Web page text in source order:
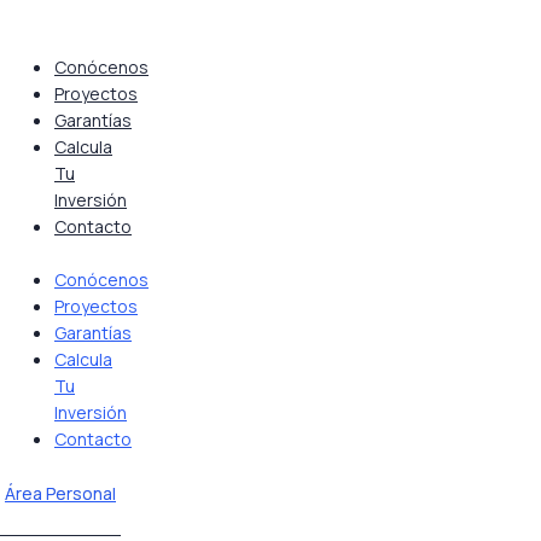
contenidoConócenos
Proyectos
Garantías
Calcula
Tu
Inversión
Contacto
Conócenos
Proyectos
Garantías
Calcula
Tu
Inversión
Contacto
Área Personal